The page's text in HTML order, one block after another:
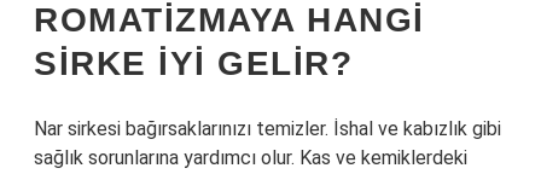
ROMATIZMAYA HANGI
SIRKE IYI GELIR?
Nar sirkesi bağırsaklarınızı temizler. İshal ve kabızlık gibi
sağlık sorunlarına yardımcı olur. Kas ve kemiklerdeki